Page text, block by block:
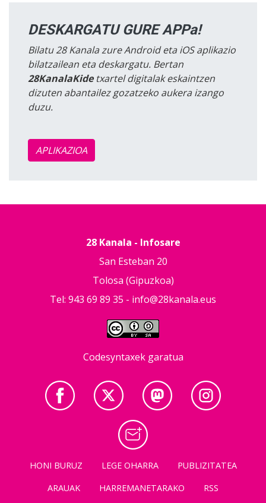
DESKARGATU GURE APPa!
Bilatu 28 Kanala zure Android eta iOS aplikazio
bilatzailean eta deskargatu. Bertan
28KanalaKidetxartel digitalak eskaintzen
dizuten abantailez gozatzeko aukera izango
duzu.
APLIKAZIOA
28 Kanala - Infosare
San Esteban 20
Tolosa (Gipuzkoa)
Tel: 943 69 89 35 - info@28kanala.eus
Codesyntaxek garatua
HONI BURUZ LEGE OHARRA
PUBLIZITATEA
ARAUAK
HARREMANETARAKO RSS